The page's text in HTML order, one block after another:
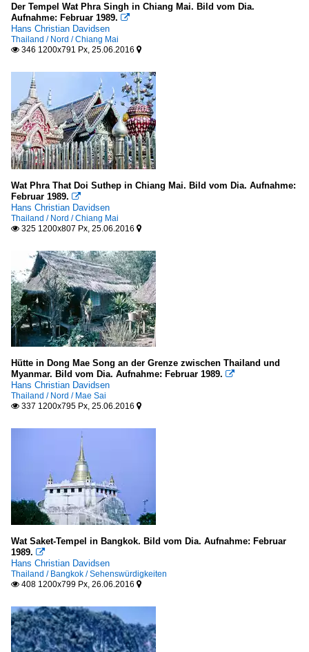
Der Tempel Wat Phra Singh in Chiang Mai. Bild vom Dia.
Aufnahme: Februar 1989. 
Hans Christian Davidsen
Thailand / Nord / Chiang Mai
 346 1200x791 Px, 25.06.2016 
Wat Phra That Doi Suthep in Chiang Mai. Bild vom Dia. Aufnahme:
Februar 1989. 
Hans Christian Davidsen
Thailand / Nord / Chiang Mai
 325 1200x807 Px, 25.06.2016 
Hütte in Dong Mae Song an der Grenze zwischen Thailand und
Myanmar. Bild vom Dia. Aufnahme: Februar 1989. 
Hans Christian Davidsen
Thailand / Nord / Mae Sai
 337 1200x795 Px, 25.06.2016 
Wat Saket-Tempel in Bangkok. Bild vom Dia. Aufnahme: Februar
1989. 
Hans Christian Davidsen
Thailand / Bangkok / Sehenswürdigkeiten
 408 1200x799 Px, 26.06.2016 